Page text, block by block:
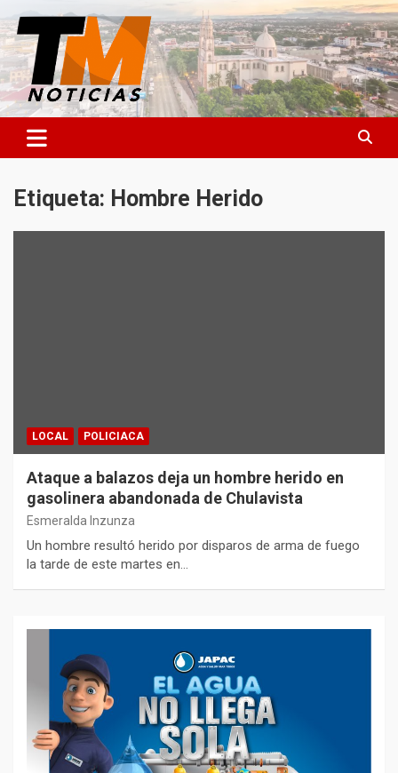
al
contenido
TM Noticias
TM Noticias
Etiqueta: Hombre Herido
LOCAL POLICIACA
Ataque a balazos deja un hombre herido en
gasolinera abandonada de Chulavista
Esmeralda Inzunza
Un hombre resultó herido por disparos de arma de fuego
la tarde de este martes en…